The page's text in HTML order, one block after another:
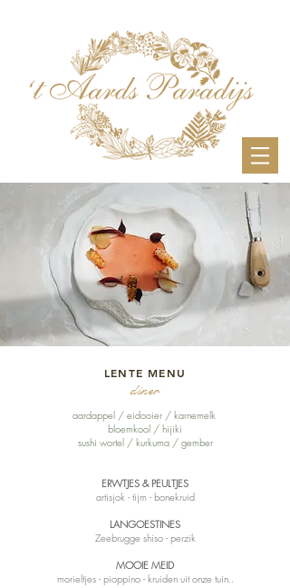
LENTE MENU
diner
aardappel / eidooier / karnemelk
bloemkool / hijiki
sushi wortel / kurkuma / gember
ERWTJES & PEULTJES
artisjok - tijm - bonekruid
LANGOESTINES
Zeebrugge shiso - perzik
MOOIE MEID
morieltjes - pioppino - kruiden uit onze tuin..